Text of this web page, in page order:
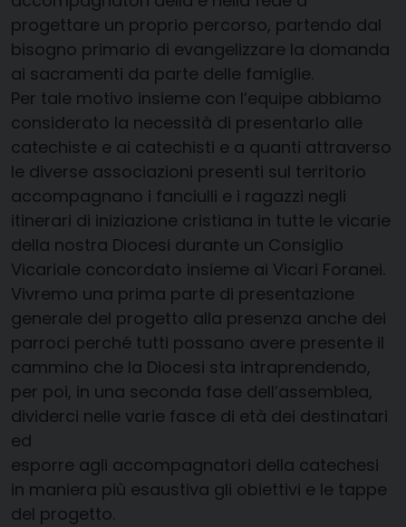
progettare un proprio percorso, partendo dal
bisogno primario di evangelizzare la domanda
ai sacramenti da parte delle famiglie.
Per tale motivo insieme con l’equipe abbiamo
considerato la necessità di presentarlo alle
catechiste e ai catechisti e a quanti attraverso
le diverse associazioni presenti sul territorio
accompagnano i fanciulli e i ragazzi negli
itinerari di iniziazione cristiana in tutte le vicarie
della nostra Diocesi durante un Consiglio
Vicariale concordato insieme ai Vicari Foranei.
Vivremo una prima parte di presentazione
generale del progetto alla presenza anche dei
parroci perché tutti possano avere presente il
cammino che la Diocesi sta intraprendendo,
per poi, in una seconda fase dell’assemblea,
dividerci nelle varie fasce di età dei destinatari
ed
esporre agli accompagnatori della catechesi
in maniera più esaustiva gli obiettivi e le tappe
del progetto.